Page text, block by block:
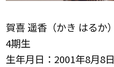
賀喜 遥香（かき はるか）
4期生
生年月日：2001年8月8日